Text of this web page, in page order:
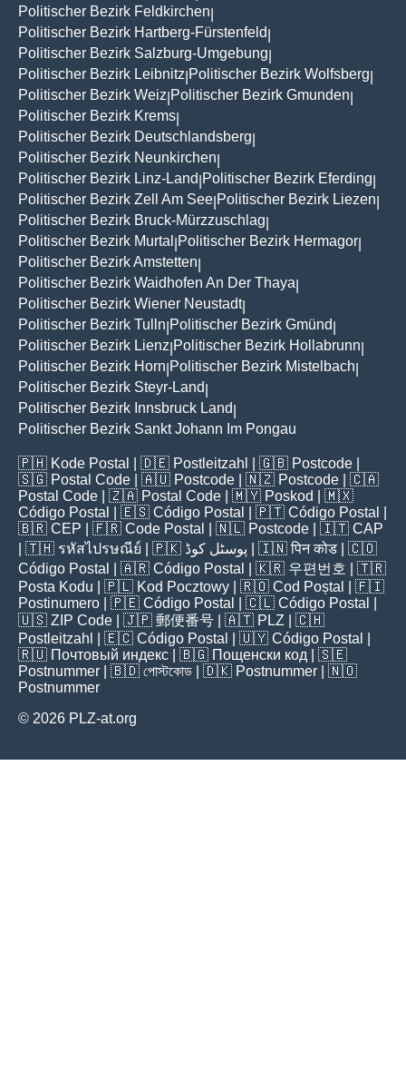
Politischer Bezirk Feldkirchen
Politischer Bezirk Hartberg-Fürstenfeld
Politischer Bezirk Salzburg-Umgebung
Politischer Bezirk Leibnitz Politischer Bezirk Wolfsberg
Politischer Bezirk Weiz Politischer Bezirk Gmunden
Politischer Bezirk Krems
Politischer Bezirk Deutschlandsberg
Politischer Bezirk Neunkirchen
Politischer Bezirk Linz-Land Politischer Bezirk Eferding
Politischer Bezirk Zell Am See Politischer Bezirk Liezen
Politischer Bezirk Bruck-Mürzzuschlag
Politischer Bezirk Murtal
Politischer Bezirk Hermagor
Politischer Bezirk Amstetten
Politischer Bezirk Waidhofen An Der Thaya
Politischer Bezirk Wiener Neustadt|
Politischer Bezirk Tulln Politischer Bezirk Gmünd
Politischer Bezirk Lienz Politischer Bezirk Hollabrunn
Politischer Bezirk Horn Politischer Bezirk Mistelbach
Politischer Bezirk Steyr-Land
Politischer Bezirk Innsbruck Land
Politischer Bezirk Sankt Johann Im Pongau
🇵🇭 Kode Postal | 🇩🇪 Postleitzahl | 🇬🇧 Postcode
🇸🇬 Postal Code | 🇦🇺 Postcode | 🇳🇿 Postcode | 🇨🇦
Postal Code | 🇿🇦 Postal Code | 🇲🇾 Poskod
| 🇲🇽
Código Postal
| 🇪🇸 Código Postal | 🇵🇹 Código Postal
🇧🇷 CEP | 🇫🇷 Code Postal | 🇳🇱 Postcode | 🇮🇹 CAP
| 🇹🇭 รหัสไปรษณีย์ | 🇵🇰 پوسٹل کوڈ | 🇮🇳पिन कोड | 🇨🇴
Código Postal
| 🇦🇷 Código Postal | 🇰🇷 우편번호
| 🇹🇷
Posta Kodu | 🇵🇱 Kod Pocztowy | 🇷🇴 Cod Poștal
| 🇫🇮
Postinumero | 🇵🇪 Código Postal | 🇨🇱 Código Postal
🇺🇸 ZIP Code | 🇯🇵 郵便番号 | 🇦🇹 PLZ | 🇨🇭
Postleitzahl
| 🇪🇨 Código Postal | 🇺🇾 Código Postal
🇷🇺 Почтовый индекс | 🇧🇬 Пощенски код | 🇸🇪
Postnummer | 🇧🇩 পোস্টকোড | 🇩🇰 Postnummer | 🇳🇴
Postnummer
© 2026 PLZ-at.org